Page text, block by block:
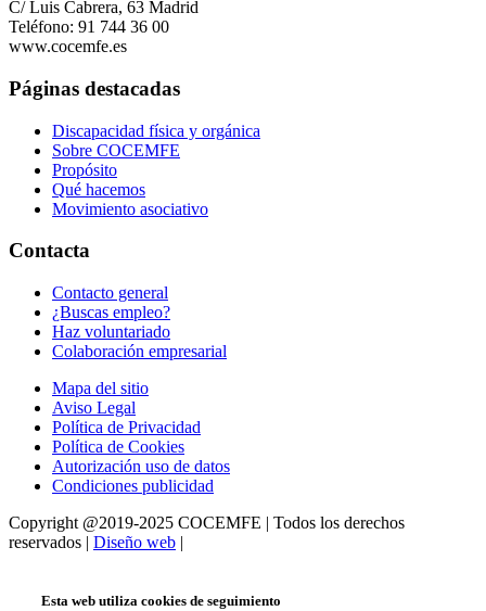
C/ Luis Cabrera, 63 Madrid
Teléfono: 91 744 36 00
www.cocemfe.es
Páginas destacadas
Discapacidad física y orgánica
Sobre COCEMFE
Propósito
Qué hacemos
Movimiento asociativo
Contacta
Contacto general
¿Buscas empleo?
Haz voluntariado
Colaboración empresarial
Mapa del sitio
Aviso Legal
Política de Privacidad
Política de Cookies
Autorización uso de datos
Condiciones publicidad
Copyright @2019-2025 COCEMFE | Todos los derechos
reservados | Diseño web |
Esta web utiliza cookies de seguimiento